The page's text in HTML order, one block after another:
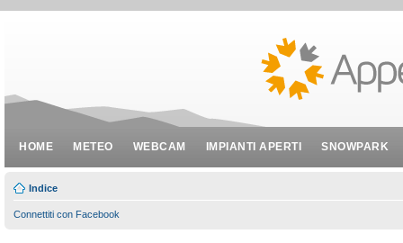
HOME METEO WEBCAM IMPIANTI APERTI SNOWPARK
Indice
Connettiti con Facebook